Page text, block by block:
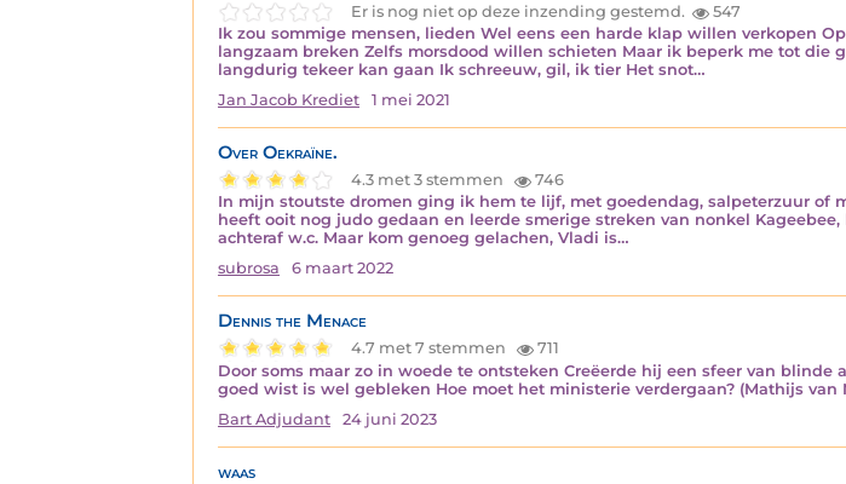
Er is nog niet op deze inzending gestemd.
547
Ik zou sommige mensen, lieden Wel eens een harde klap willen verkopen
langzaam breken Zelfs morsdood willen schieten Maar ik beperk me tot
langdurig tekeer kan gaan Ik schreeuw, gil, ik tier Het snot…
Jan Jacob Krediet
1 mei 2021
Over Oekraïne.
4.3 met 3 stemmen
746
In mijn stoutste dromen ging ik hem te lijf, met goedendag, salpeterzuur of
heeft ooit nog judo gedaan en leerde smerige streken van nonkel
achteraf w.c. Maar kom genoeg gelachen, Vladi is…
subrosa
6 maart 2022
Dennis the Menace
4.7 met 7 stemmen
711
Door soms maar zo in woede te ontsteken Creëerde hij een sfeer van
goed wist is wel gebleken Hoe moet het ministerie verdergaan? (Mathijs
Bart Adjudant
24 juni 2023
waas